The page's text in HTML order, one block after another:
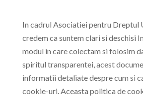
In cadrul Asociatiei pentru Dreptul
credem ca suntem clari si deschisi
modul in care colectam si folosim
spiritul transparentei, acest
informatii detaliate despre cum si
cookie-uri. Aceasta politica de